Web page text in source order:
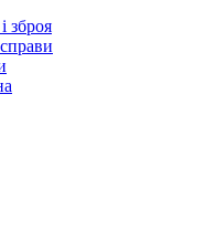
зброя
справи